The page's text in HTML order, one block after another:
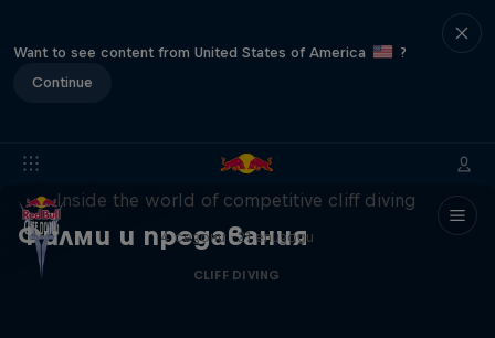
Want to see content from United States of America
?
Continue
Филми и предавания
More than a Dive
Inside the world of competitive cliff diving
4 сезони · 21 епизоди
CLIFF DIVING